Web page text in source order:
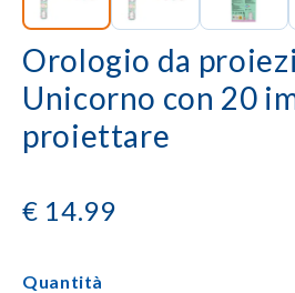
Orologio da
Unicorno con 20
proiettare
€ 14.99
Quantità